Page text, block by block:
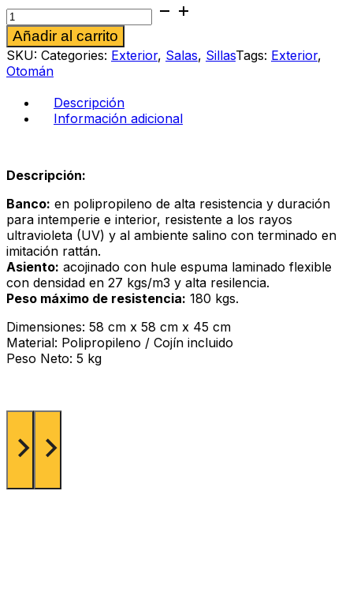
Ottoman
Patricia
negro
cantidad
Añadir al carrito
SKU: Categories: Exterior, Salas, SillasTags: Exterior,
Otomán
Descripción
Información adicional
Descripción:
Banco: en polipropileno de alta resistencia y duración
para intemperie e interior, resistente a los rayos
ultravioleta (UV) y al ambiente salino con terminado en
imitación rattán.
Asiento: acojinado con hule espuma laminado flexible
con densidad en 27 kgs/m3 y alta resilencia.
Peso máximo de resistencia: 180 kgs.
Dimensiones: 58 cm x 58 cm x 45 cm
Material: Polipropileno / Cojín incluido
Peso Neto: 5 kg